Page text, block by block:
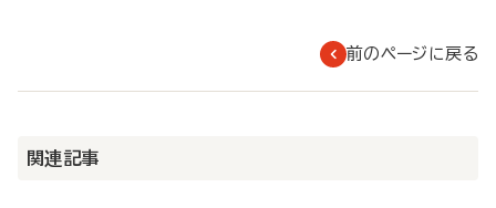
前のページに戻る
関連記事